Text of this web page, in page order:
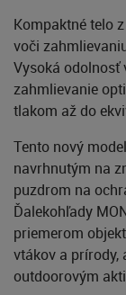
Kompaktné telo
voči
Vysoká odolnosť
zahmlievanie
tlakom až do
Tento nový
navrhnutým na
puzdrom na
Ďalekohľady
priemerom
vtákov a prírody,
outdoorovým